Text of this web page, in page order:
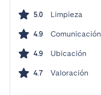
5.0 Limpieza
4.9 Comunicación
4.9 Ubicación
4.7 Valoración